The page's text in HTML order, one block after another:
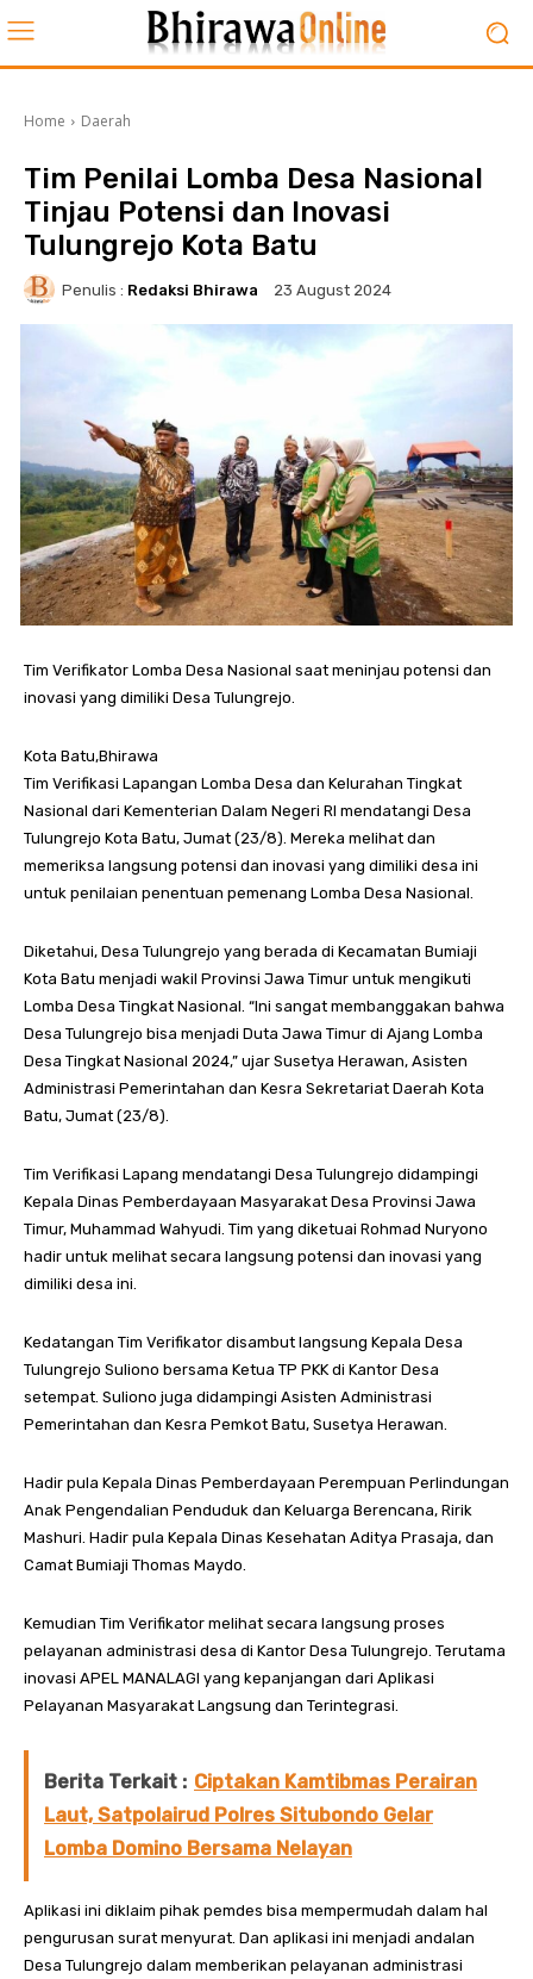
Home Daerah
Tim Penilai Lomba Desa Nasional
Tinjau Potensi dan Inovasi
Tulungrejo Kota Batu
Penulis : Redaksi Bhirawa 23 August 2024
Tim Verifikator Lomba Desa Nasional saat meninjau potensi dan
inovasi yang dimiliki Desa Tulungrejo.
Kota Batu,Bhirawa
Tim Verifikasi Lapangan Lomba Desa dan Kelurahan Tingkat
Nasional dari Kementerian Dalam Negeri RI mendatangi Desa
Tulungrejo Kota Batu, Jumat (23/8). Mereka melihat dan
memeriksa langsung potensi dan inovasi yang dimiliki desa ini
untuk penilaian penentuan pemenang Lomba Desa Nasional.
Diketahui, Desa Tulungrejo yang berada di Kecamatan Bumiaji
Kota Batu menjadi wakil Provinsi Jawa Timur untuk mengikuti
Lomba Desa Tingkat Nasional. “Ini sangat membanggakan bahwa
Desa Tulungrejo bisa menjadi Duta Jawa Timur di Ajang Lomba
Desa Tingkat Nasional 2024,” ujar Susetya Herawan, Asisten
Administrasi Pemerintahan dan Kesra Sekretariat Daerah Kota
Batu, Jumat (23/8).
Tim Verifikasi Lapang mendatangi Desa Tulungrejo didampingi
Kepala Dinas Pemberdayaan Masyarakat Desa Provinsi Jawa
Timur, Muhammad Wahyudi. Tim yang diketuai Rohmad Nuryono
hadir untuk melihat secara langsung potensi dan inovasi yang
dimiliki desa ini.
Kedatangan Tim Verifikator disambut langsung Kepala Desa
Tulungrejo Suliono bersama Ketua TP PKK di Kantor Desa
setempat. Suliono juga didampingi Asisten Administrasi
Pemerintahan dan Kesra Pemkot Batu, Susetya Herawan.
Hadir pula Kepala Dinas Pemberdayaan Perempuan Perlindungan
Anak Pengendalian Penduduk dan Keluarga Berencana, Ririk
Mashuri. Hadir pula Kepala Dinas Kesehatan Aditya Prasaja, dan
Camat Bumiaji Thomas Maydo.
Kemudian Tim Verifikator melihat secara langsung proses
pelayanan administrasi desa di Kantor Desa Tulungrejo. Terutama
inovasi APEL MANALAGI yang kepanjangan dari Aplikasi
Pelayanan Masyarakat Langsung dan Terintegrasi.
Berita Terkait : Ciptakan Kamtibmas Perairan
Laut, Satpolairud Polres Situbondo Gelar
Lomba Domino Bersama Nelayan
Aplikasi ini diklaim pihak pemdes bisa mempermudah dalam hal
pengurusan surat menyurat. Dan aplikasi ini menjadi andalan
Desa Tulungrejo dalam memberikan pelayanan administrasi